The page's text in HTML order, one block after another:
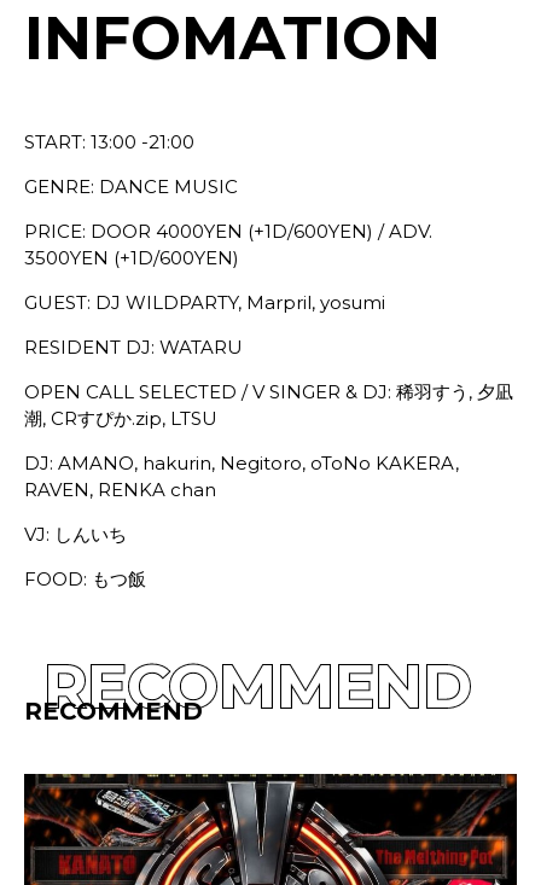
INFOMATION
START: 13:00 -21:00
GENRE: DANCE MUSIC
PRICE: DOOR 4000YEN (+1D/600YEN) / ADV.
3500YEN (+1D/600YEN)
GUEST: DJ WILDPARTY, Marpril, yosumi
RESIDENT DJ: WATARU
OPEN CALL SELECTED / V SINGER & DJ: 稀羽すう, 夕凪
潮, CRすぴか.zip, LTSU
DJ: AMANO, hakurin, Negitoro, oToNo KAKERA,
RAVEN, RENKA chan
VJ: しんいち
FOOD: もつ飯
RECOMMEND
RECOMMEND